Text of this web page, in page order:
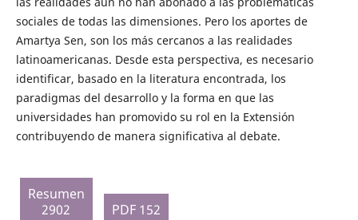
sociales de todas las dimensiones. Pero los aportes de
Amartya Sen, son los más cercanos a las realidades
latinoamericanas. Desde esta perspectiva, es necesario
identificar, basado en la literatura encontrada, los
paradigmas del desarrollo y la forma en que las
universidades han promovido su rol en la Extensión
contribuyendo de manera significativa al debate.
Resumen
2902
PDF 152